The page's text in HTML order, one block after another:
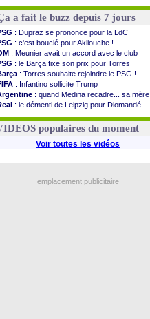
a fait le buzz depuis 7 jours
: Dupraz se prononce pour la LdC
: c'est bouclé pour Akliouche !
: Meunier avait un accord avec le club
: le Barça fixe son prix pour Torres
: Torres souhaite rejoindre le PSG !
: Infantino sollicite Trump
: quand Medina recadre... sa mère
: le démenti de Leipzig pour Diomandé
: le conseiller d'Infantino démissionne !
populaires du moment
Voir toutes les vidéos
emplacement publicitaire